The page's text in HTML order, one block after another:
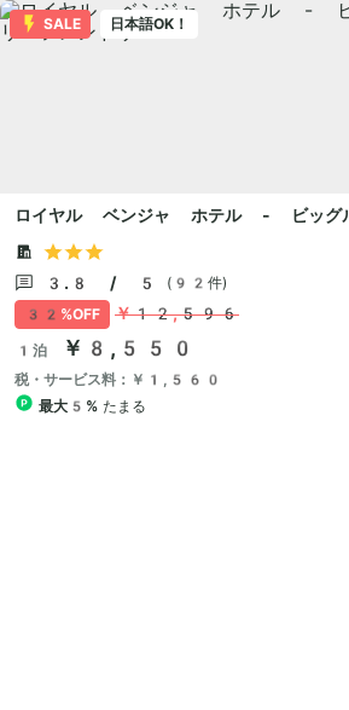
SALE 日本語OK！
ロイヤル ベンジャ ホテル - ビッグ
レンドリー
3.8 / 5
(92件)
32%OFF
￥12,596
1泊 ￥8,550
税・サービス料：￥1,560
最大5% たまる